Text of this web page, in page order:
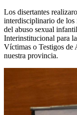
Los disertantes
interdisciplinario de los
del abuso sexual
Interinstitucional para
Víctimas o Testigos de
nuestra provincia.